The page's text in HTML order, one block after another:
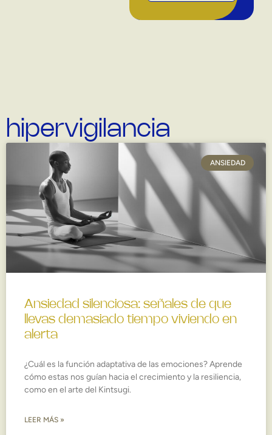
hipervigilancia
ANSIEDAD
Ansiedad silenciosa: señales de que
llevas demasiado tiempo viviendo en
alerta
¿Cuál es la función adaptativa de las emociones? Aprende
cómo estas nos guían hacia el crecimiento y la resiliencia,
como en el arte del Kintsugi.
LEER MÁS »